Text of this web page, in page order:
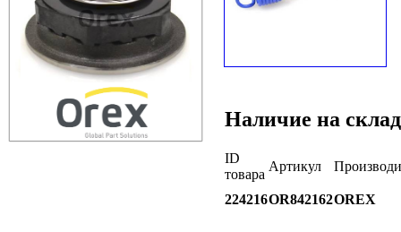
Наличие на
ID
товара
Артикул
224216OR842162OREX